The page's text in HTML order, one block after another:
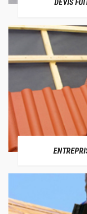
DEVIS